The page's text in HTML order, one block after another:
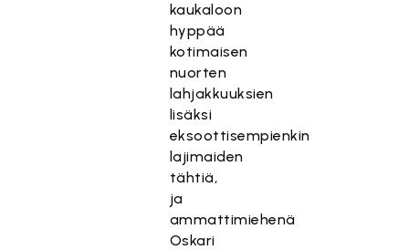
kaukaloon
hyppää
kotimaisen
nuorten
lahjakkuuksien
lisäksi
eksoottisempienkin
lajimaiden
tähtiä,
ja
ammattimiehenä
Oskari